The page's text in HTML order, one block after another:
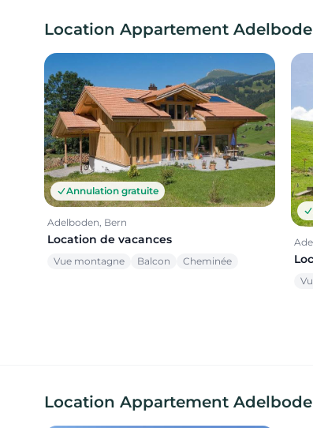
Location Appartement
Annulation gratuite
Adelboden, Bern
Location de vacances
Vue montagne Balcon Cheminée
Location Appartement